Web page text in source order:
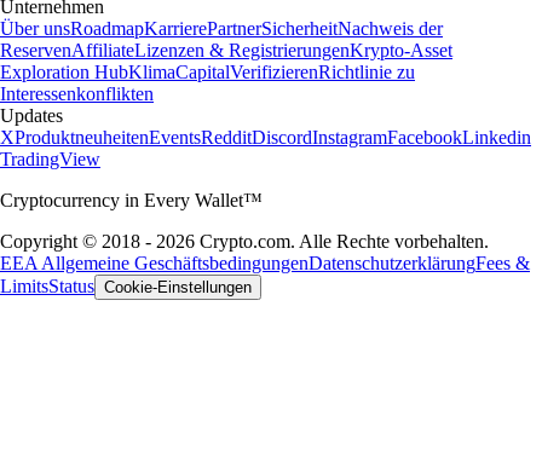
Unternehmen
Über unsRoadmapKarrierePartnerSicherheitNachweis der
ReservenAffiliateLizenzen & RegistrierungenKrypto-Asset
Exploration HubKlimaCapitalVerifizierenRichtlinie zu
Interessenkonflikten
Updates
XProduktneuheitenEventsRedditDiscordInstagramFacebookLinkedin
TradingView
Cryptocurrency in Every Wallet™
Copyright © 2018 - 2026 Crypto.com. Alle Rechte vorbehalten.
EEA Allgemeine GeschäftsbedingungenDatenschutzerklärungFees &
LimitsStatus Cookie-Einstellungen